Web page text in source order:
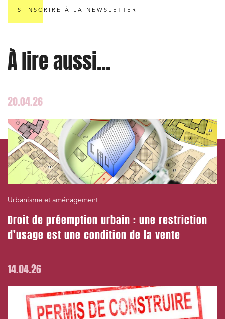
S'INSCRIRE À LA NEWSLETTER
À lire aussi...
20.04.26
Urbanisme et aménagement
Droit de préemption urbain : une restriction
d’usage est une condition de la vente
14.04.26